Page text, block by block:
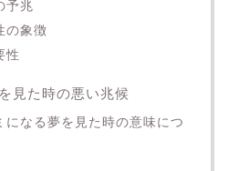
予兆
の象徴
性
見た時の悪い兆候
になる夢を見た時の意味につ